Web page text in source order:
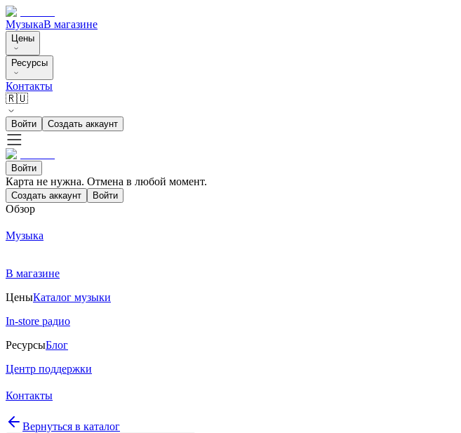
МузыкаВ магазине
Цены
Ресурсы
Контакты
🇷🇺
Войти Создать аккаунт
Войти
Карта не нужна. Отмена в любой момент.
Создать аккаунт Войти
Обзор
Музыка
В магазине
ЦеныКаталог музыки
In-store радио
РесурсыБлог
Центр поддержки
Контакты
Вернуться в каталог